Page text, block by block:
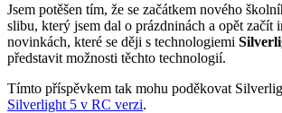
Jsem potěšen tím, že se začátkem nového
slibu, který jsem dal o prázdninách a opět začít
novinkách, které se ději s technologiemi
představit možnosti těchto technologií.
Tímto příspěvkem tak mohu poděkovat
Silverlight 5 v RC verzi.